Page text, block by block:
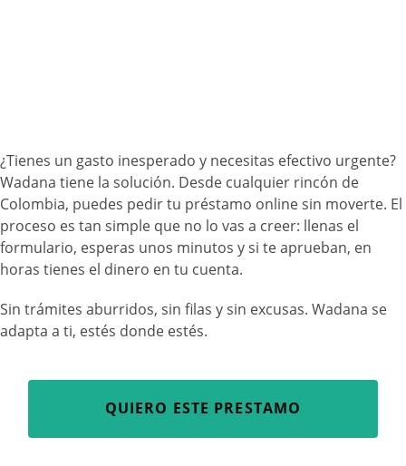
¿Tienes un gasto inesperado y necesitas efectivo urgente?
Wadana tiene la solución. Desde cualquier rincón de
Colombia, puedes pedir tu préstamo online sin moverte. El
proceso es tan simple que no lo vas a creer: llenas el
formulario, esperas unos minutos y si te aprueban, en
horas tienes el dinero en tu cuenta.
Sin trámites aburridos, sin filas y sin excusas. Wadana se
adapta a ti, estés donde estés.
QUIERO ESTE PRESTAMO